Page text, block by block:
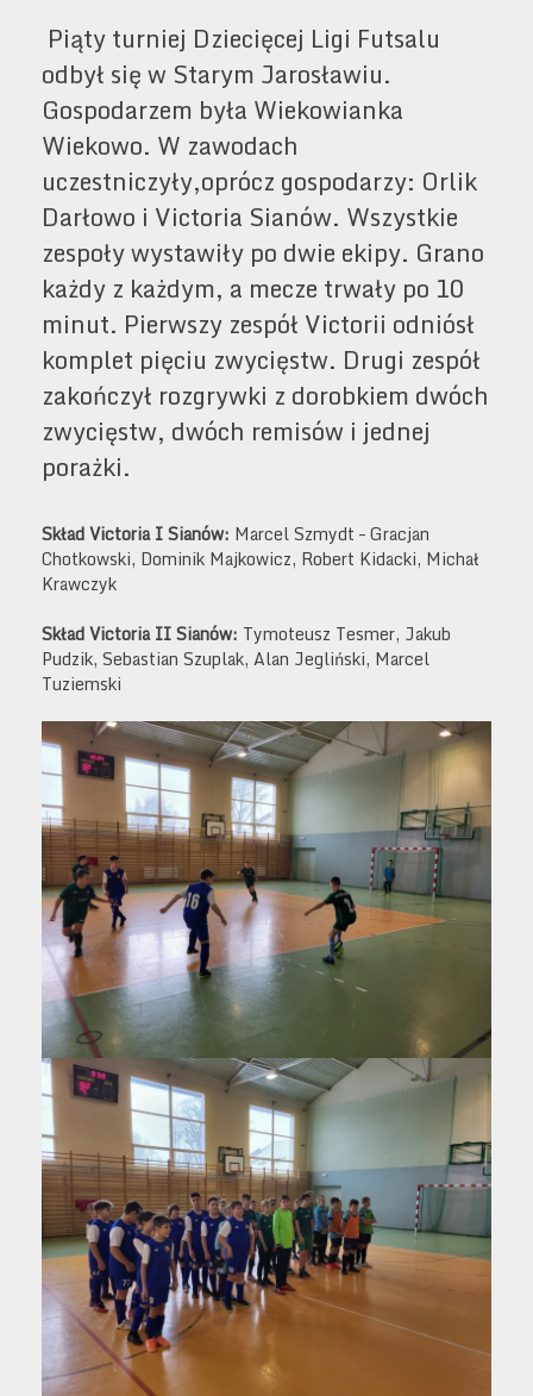
Piąty turniej Dziecięcej Ligi Futsalu
odbył się w Starym Jarosławiu.
Gospodarzem była Wiekowianka
Wiekowo. W zawodach
uczestniczyły,oprócz gospodarzy: Orlik
Darłowo i Victoria Sianów. Wszystkie
zespoły wystawiły po dwie ekipy. Grano
każdy z każdym, a mecze trwały po 10
minut. Pierwszy zespół Victorii odniósł
komplet pięciu zwycięstw. Drugi zespół
zakończył rozgrywki z dorobkiem dwóch
zwycięstw, dwóch remisów i jednej
porażki.
Skład Victoria I Sianów: Marcel Szmydt – Gracjan
Chotkowski, Dominik Majkowicz, Robert Kidacki, Michał
Krawczyk
Skład Victoria II Sianów: Tymoteusz Tesmer, Jakub
Pudzik, Sebastian Szuplak, Alan Jegliński, Marcel
Tuziemski